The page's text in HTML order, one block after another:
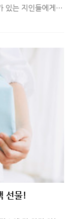
있는 지인들에게
회사였던 하이든
연을 맺었다. 하이
린 뮤추얼 펀드
냈다. 그는 이 원
금을 20만 달러로
의 최연..
선물!